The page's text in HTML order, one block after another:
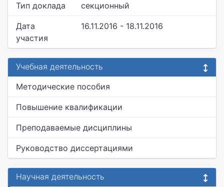
Тип доклада секционный
Дата
участия
16.11.2016 - 18.11.2016
Учебная деятельность
Методические пособия
Повышение квалификации
Преподаваемые дисциплины
Руководство диссертациями
Научная деятельность